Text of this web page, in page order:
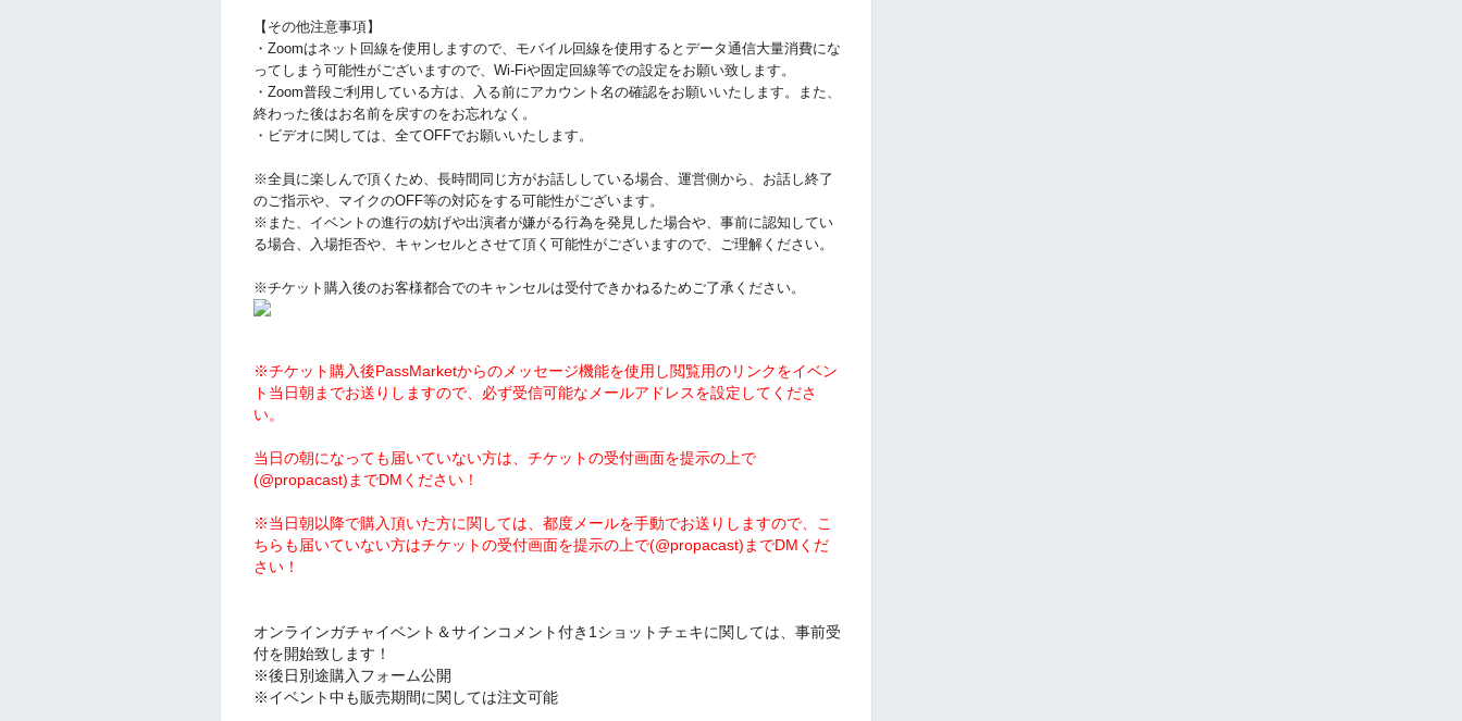
【その他注意事項】
・Zoomはネット回線を使用しますので、モバイル回線を使用するとデータ通信大量消費にな
ってしまう可能性がございますので、Wi-Fiや固定回線等での設定をお願い致します。
・Zoom普段ご利用している方は、入る前にアカウント名の確認をお願いいたします。また、
終わった後はお名前を戻すのをお忘れなく。
・ビデオに関しては、全てOFFでお願いいたします。
※全員に楽しんで頂くため、長時間同じ方がお話ししている場合、運営側から、お話し終了
のご指示や、マイクのOFF等の対応をする可能性がございます。
※また、イベントの進行の妨げや出演者が嫌がる行為を発見した場合や、事前に認知してい
る場合、入場拒否や、キャンセルとさせて頂く可能性がございますので、ご理解ください。
※チケット購入後のお客様都合でのキャンセルは受付できかねるためご了承ください。
※チケット購入後PassMarketからのメッセージ機能を使用し閲覧用のリンクをイベン
ト当日朝までお送りしますので、必ず受信可能なメールアドレスを設定してくださ
い。
当日の朝になっても届いていない方は、チケットの受付画面を提示の上で
(@propacast)までDMください！
※当日朝以降で購入頂いた方に関しては、都度メールを手動でお送りしますので、こ
ちらも届いていない方はチケットの受付画面を提示の上で(@propacast)までDMくだ
さい！
オンラインガチャイベント＆サインコメント付き1ショットチェキに関しては、事前受
付を開始致します！
※後日別途購入フォーム公開
※イベント中も販売期間に関しては注文可能